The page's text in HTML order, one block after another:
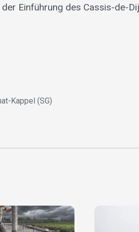
Einführung des Cassis-de-
Kappel (SG)